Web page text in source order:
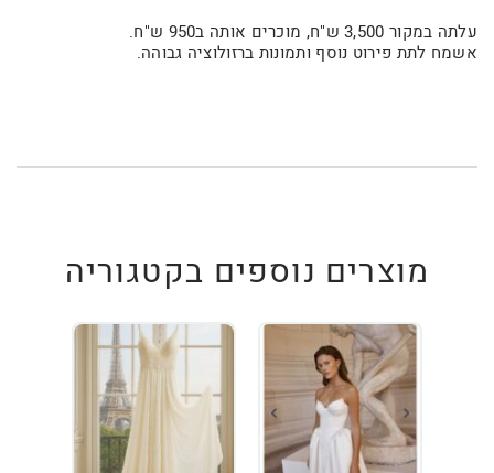
עלתה במקור 3,500 ש"ח, מוכרים אותה ב950 ש"ח.
אשמח לתת פירוט נוסף ותמונות ברזולוציה גבוהה.
מוצרים נוספים בקטגוריה